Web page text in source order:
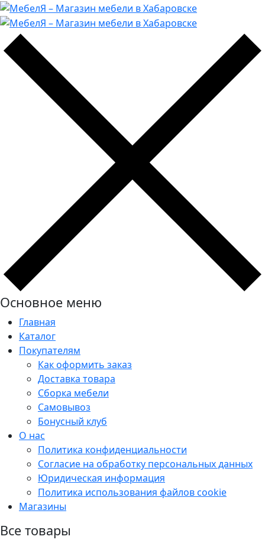
Основное меню
Главная
Каталог
Покупателям
Как оформить заказ
Доставка товара
Сборка мебели
Самовывоз
Бонусный клуб
О нас
Политика конфиденциальности
Согласие на обработку персональных данных
Юридическая информация
Политика использования файлов cookie
Магазины
Все товары